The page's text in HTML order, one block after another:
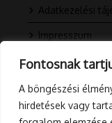
Fontosnak
A böngészési
hirdetések vagy
Adatkezelési
Impresszum
Kapcsolat
Rólunk
Blog